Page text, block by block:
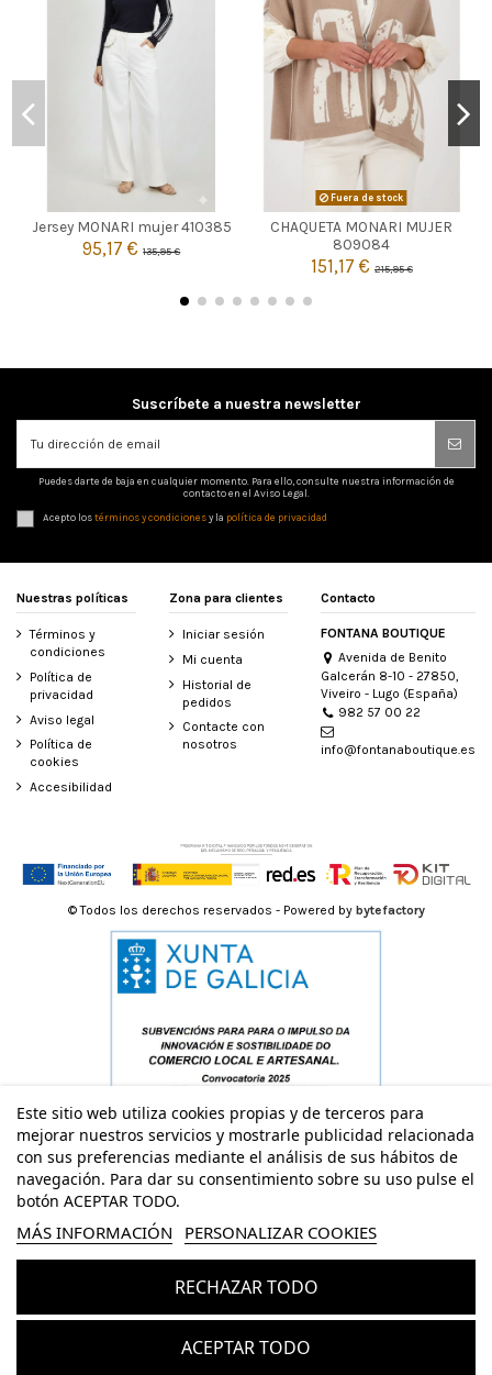
Jersey MONARI mujer 410385
95,17 €135,95 €
AZUL MARINO
42

Fuera de stock
CHAQUETA MONARI MUJER
809084
151,17 € 215,95 €
 Agotado
Suscríbete a nuestra newsletter
Puedes darte de baja en cualquier momento. Para ello, consulte nuestra información de
contacto en el Aviso Legal.
Acepto lostérminos y condicionesy la política de privacidad
Nuestras políticas
Términos y
condiciones
Política de
privacidad
Aviso legal
Política de
cookies
Accesibilidad
Zona para clientes
Iniciar sesión
Mi cuenta
Historial de
pedidos
Contacte con
nosotros
Contacto
FONTANA BOUTIQUE
Avenida de Benito
Galcerán 8-10 - 27850,
Viveiro - Lugo (España)
982 57 00 22
info@fontanaboutique.es
Este sitio web utiliza cookies propias y de terceros para
mejorar nuestros servicios y mostrarle publicidad relacionada
con sus preferencias mediante el análisis de sus hábitos de
navegación. Para dar su consentimiento sobre su uso pulse el
botón ACEPTAR TODO.
MÁS INFORMACIÓN PERSONALIZAR COOKIES
RECHAZAR TODO
ACEPTAR TODO
© Todos los derechos reservados - Powered by bytefactory